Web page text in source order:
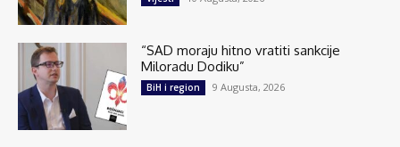
“SAD moraju hitno vratiti sankcije
Miloradu Dodiku”
BiH i region 9 Augusta, 2026